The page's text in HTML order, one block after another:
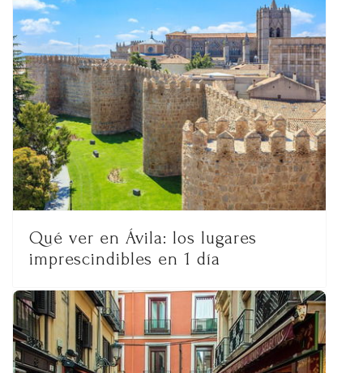
Qué ver en Ávila: los lugares
imprescindibles en 1 día